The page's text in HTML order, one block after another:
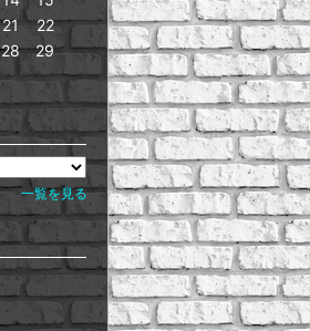
21
22
28
29
一覧を見る